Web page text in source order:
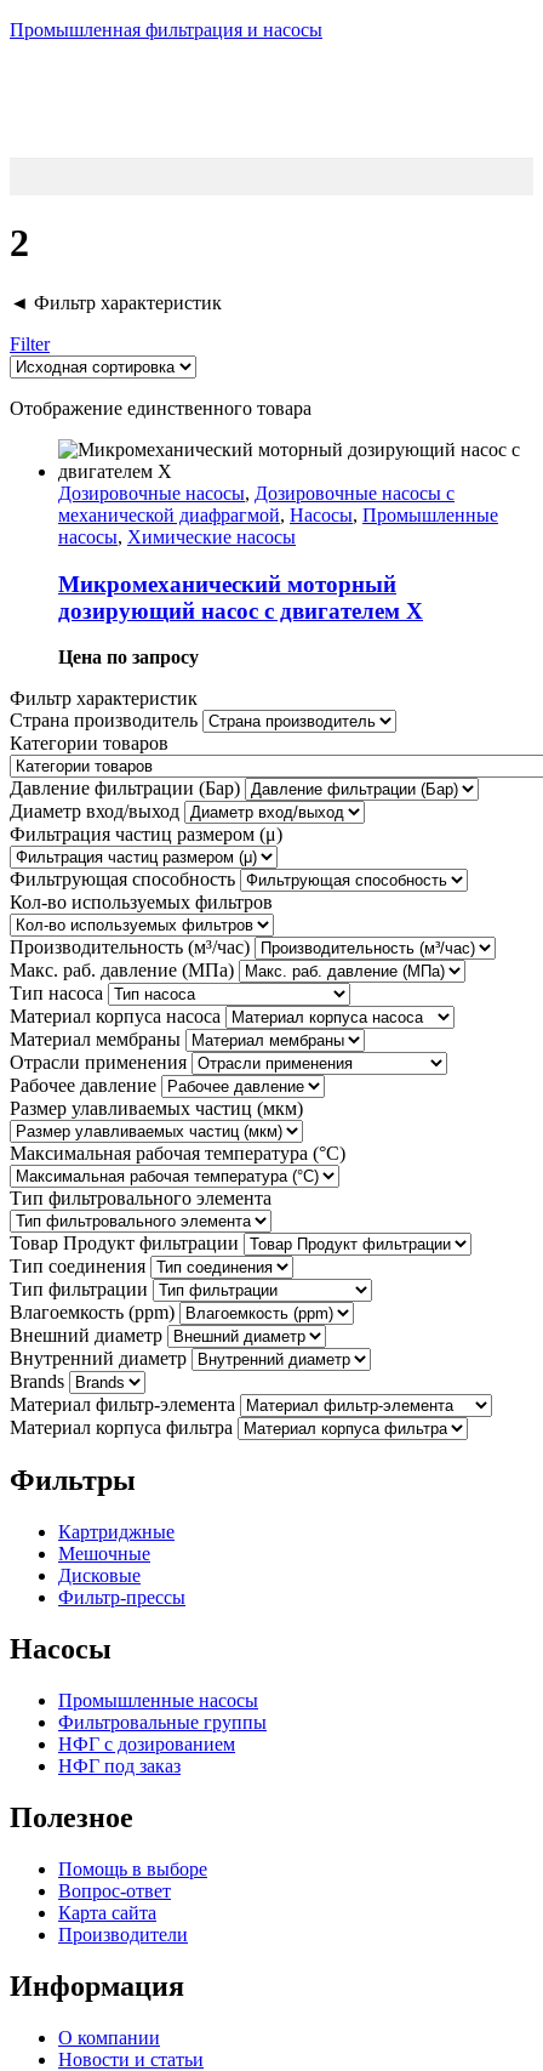
Промышленная фильтрация и насосы
2
◄ Фильтр характеристик
Filter
Отображение единственного товара
Дозировочные насосы, Дозировочные насосы с
механической диафрагмой, Насосы, Промышленные
насосы, Химические насосы
Микромеханический моторный
дозирующий насос с двигателем X
Цена по запросу
Фильтр характеристик
Страна производитель
Категории товаров
Давление фильтрации (Бар)
Диаметр вход/выход
Фильтрация частиц размером (μ)
Фильтрующая способность
Кол-во используемых фильтров
Производительность (м³/час)
Макс. раб. давление (МПа)
Тип насоса
Материал корпуса насоса
Материал мембраны
Отрасли применения
Рабочее давление
Размер улавливаемых частиц (мкм)
Максимальная рабочая температура (°С)
Тип фильтровального элемента
Товар Продукт фильтрации
Тип соединения
Тип фильтрации
Влагоемкость (ppm)
Внешний диаметр
Внутренний диаметр
Brands
Материал фильтр-элемента
Материал корпуса фильтра
Фильтры
Картриджные
Мешочные
Дисковые
Фильтр-прессы
Насосы
Промышленные насосы
Фильтровальные группы
НФГ с дозированием
НФГ под заказ
Полезное
Помощь в выборе
Вопрос-ответ
Карта сайта
Производители
Информация
О компании
Новости и статьи